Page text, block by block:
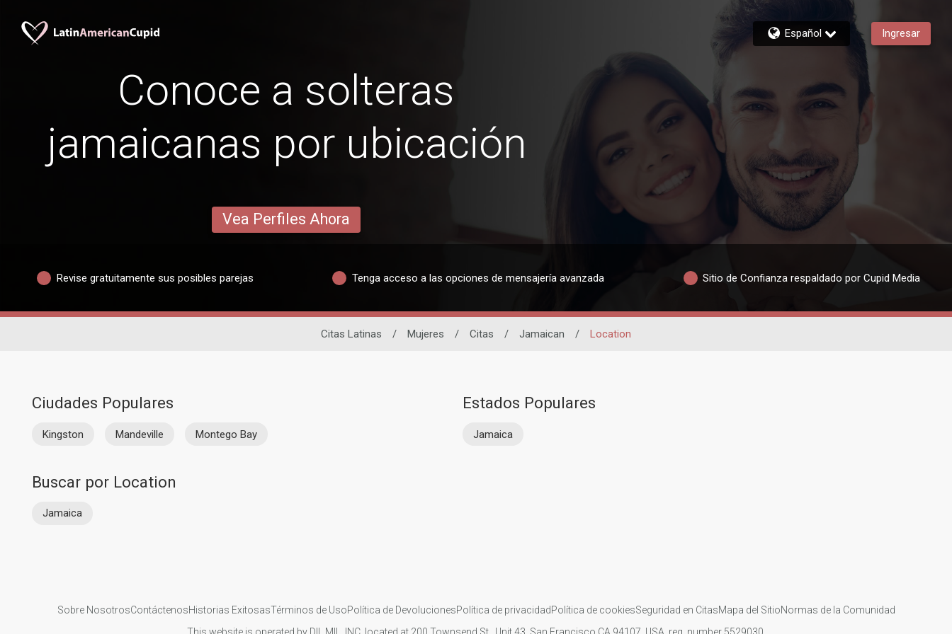
Español Ingresar
Conoce a solteras
jamaicanas por ubicación
Vea Perfiles Ahora
Revise gratuitamente sus posibles parejas Tenga acceso a las opciones de mensajería avanzada Sitio de Confianza respaldado por Cupid Media
Citas Latinas / Mujeres / Citas / Jamaican / Location
Ciudades Populares
Kingston Mandeville Montego Bay
Estados Populares
Jamaica
Buscar por Location
Jamaica
Sobre NosotrosContáctenosHistorias ExitosasTérminos de UsoPolítica de DevolucionesPolítica de privacidadPolítica de cookiesSeguridad en CitasMapa del SitioNormas de la Comunidad